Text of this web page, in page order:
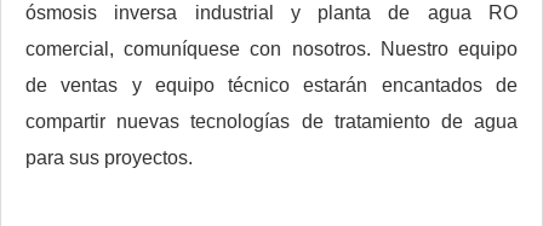
ósmosis inversa industrial y planta de agua RO
comercial, comuníquese con nosotros. Nuestro equipo
de ventas y equipo técnico estarán encantados de
compartir nuevas tecnologías de tratamiento de agua
para sus proyectos.